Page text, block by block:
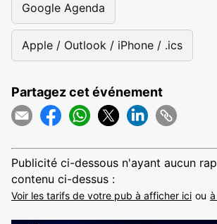
Google Agenda
Apple / Outlook / iPhone / .ics
Partagez cet événement
Publicité ci-dessous n'ayant aucun
contenu ci-dessus :
Voir les tarifs de votre pub à afficher ici ou